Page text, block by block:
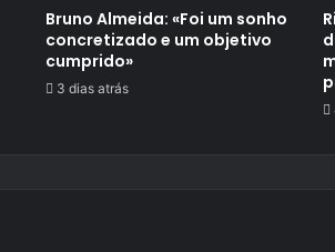
Bruno Almeida: «Foi um sonho
concretizado e um objetivo
cumprido»
3 dias atrás